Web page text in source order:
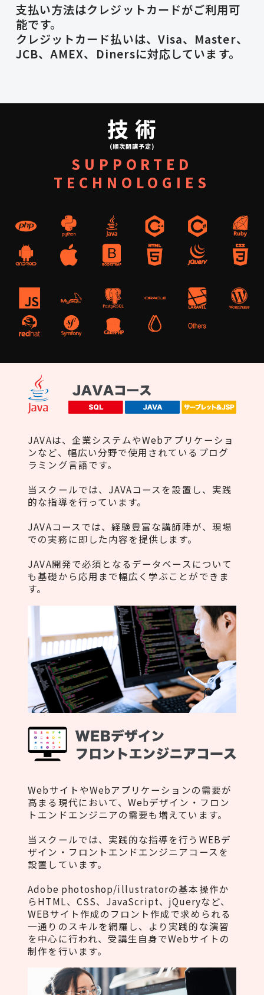
支払い方法はクレジットカードがご利用可
能です。
クレジットカード払いは、Visa、Master、
JCB、AMEX、Dinersに対応しています。
技 術
(順次開講予定)
SUPPORTED
TECHNOLOGIES
JAVAは、企業システムやWebアプリケーショ
ンなど、幅広い分野で使用されているプログ
ラミング言語です。
当スクールでは、JAVAコースを設置し、実践
的な指導を行っています。
JAVAコースでは、経験豊富な講師陣が、現場
での実務に即した内容を提供します。
JAVA開発で必須となるデータベースについて
も基礎から応用まで幅広く学ぶことができま
WebサイトやWebアプリケーションの需要が
高まる現代において、Webデザイン・フロン
トエンドエンジニアの需要も増えています。
当スクールでは、実践的な指導を行うWEBデ
ザイン・フロントエンドエンジニアコースを
設置しています。
Adobe photoshop/illustratorの基本操作か
らHTML、CSS、JavaScript、jQueryなど、
WEBサイト作成のフロント作成で求められる
一通りのスキルを網羅し、より実践的な演習
を中心に行われ、受講生自身でWebサイトの